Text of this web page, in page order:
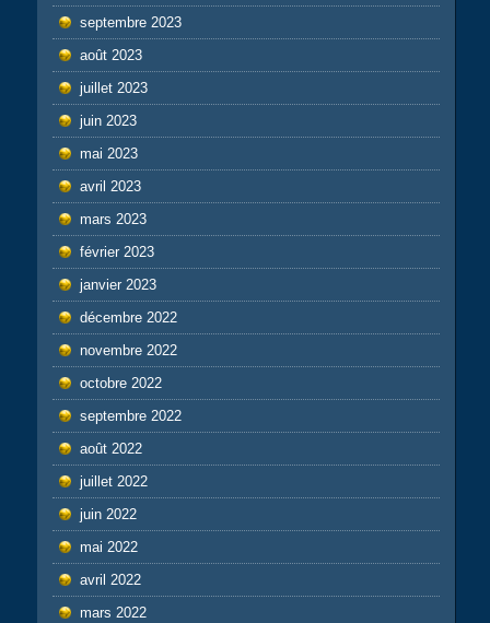
septembre 2023
août 2023
juillet 2023
juin 2023
mai 2023
avril 2023
mars 2023
février 2023
janvier 2023
décembre 2022
novembre 2022
octobre 2022
septembre 2022
août 2022
juillet 2022
juin 2022
mai 2022
avril 2022
mars 2022